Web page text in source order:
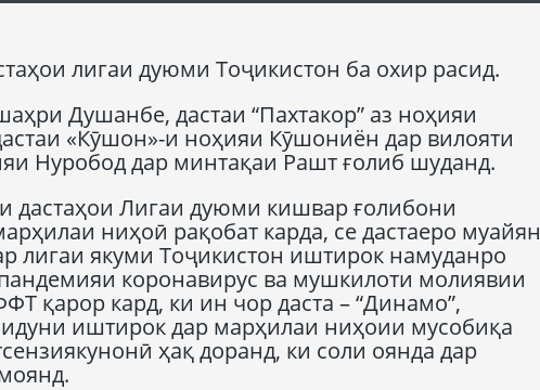
лигаи дуюми Тоҷикистон ба охир расид.
Душанбе, дастаи “Пахтакор” аз ноҳияи
«Кӯшон»-и ноҳияи Кӯшониён дар вилояти
Нуробод дар минтақаи Рашт ғолиб шуданд.
Лигаи дуюми кишвар ғолибони
ниҳоӣ рақобат карда, се дастаеро муайян
лигаи якуми Тоҷикистон иштирок намуданро
коронавирус ва мушкилоти молиявии
қарор кард, ки ин чор даста – “Динамо”,
иштирок дар марҳилаи ниҳоии мусобиқа
ҳақ доранд, ки соли оянда дар